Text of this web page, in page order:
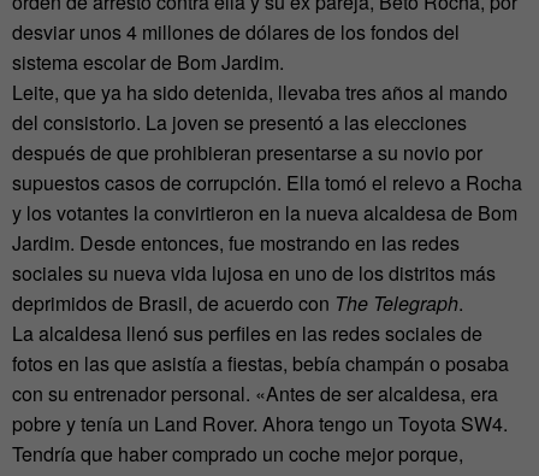
desviar unos 4 millones de dólares de los fondos del
sistema escolar de Bom Jardim.
Leite, que ya ha sido detenida, llevaba tres años al mando
del consistorio. La joven se presentó a las elecciones
después de que prohibieran presentarse a su novio por
supuestos casos de corrupción. Ella tomó el relevo a Rocha
y los votantes la convirtieron en la nueva alcaldesa de Bom
Jardim. Desde entonces, fue mostrando en las redes
sociales su nueva vida lujosa en uno de los distritos más
deprimidos de Brasil, de acuerdo con The Telegraph.
La alcaldesa llenó sus perfiles en las redes sociales de
fotos en las que asistía a fiestas, bebía champán o posaba
con su entrenador personal. «Antes de ser alcaldesa, era
pobre y tenía un Land Rover. Ahora tengo un Toyota SW4.
Tendría que haber comprado un coche mejor porque,